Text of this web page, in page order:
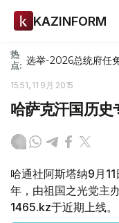
KAZINFORM
热
点: 选举-2026总统府任
15:51, 11 9月 2015
哈萨克汗国历
哈通社阿斯塔纳9月
年，由祖国之光党主
1465.kz于近期上线。